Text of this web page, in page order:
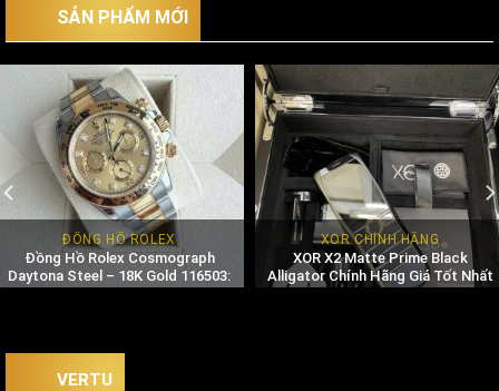
SẢN PHẨM MỚI
ĐỒNG HỒ ROLEX
Đồng Hồ Rolex Cosmograph
Daytona Steel – 18K Gold 116503:
XOR CHÍNH HÃNG
XOR X2 Matte Prime Black
Alligator Chính Hãng Giá Tốt Nhất
VERTU